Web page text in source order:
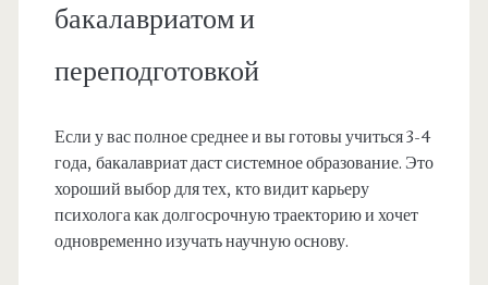
бакалавриатом и
переподготовкой
Если у вас полное среднее и вы готовы учиться 3-4
года, бакалавриат даст системное образование. Это
хороший выбор для тех, кто видит карьеру
психолога как долгосрочную траекторию и хочет
одновременно изучать научную основу.